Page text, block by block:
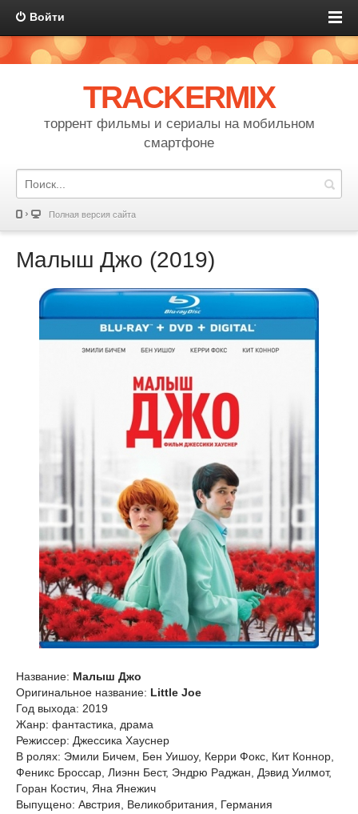
Войти
TRACKERMIX
торрент фильмы и сериалы на мобильном
смартфоне
Полная версия сайта
Малыш Джо (2019)
Название: Малыш Джо
Оригинальное название: Little Joe
Год выхода: 2019
Жанр: фантастика, драма
Режиссер: Джессика Хауснер
В ролях: Эмили Бичем, Бен Уишоу, Керри Фокс, Кит Коннор,
Феникс Броссар, Лиэнн Бест, Эндрю Раджан, Дэвид Уилмот,
Горан Костич, Яна Янежич
Выпущено: Австрия, Великобритания, Германия